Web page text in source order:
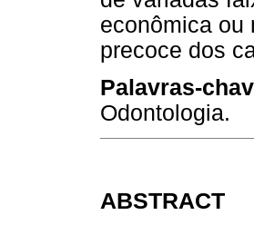
econômica ou
precoce dos
Palavras-
Odontologia.
ABSTRACT